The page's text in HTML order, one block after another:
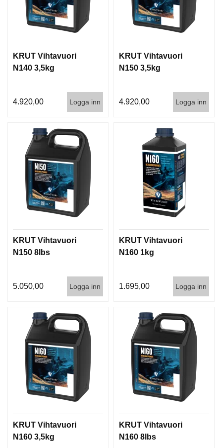
KRUT Vihtavuori
N140 3,5kg
4.920,00 Logga inn
KRUT Vihtavuori
N150 3,5kg
4.920,00 Logga inn
KRUT Vihtavuori
N150 8lbs
5.050,00 Logga inn
KRUT Vihtavuori
N160 1kg
1.695,00 Logga inn
KRUT Vihtavuori
N160 3,5kg
KRUT Vihtavuori
N160 8lbs